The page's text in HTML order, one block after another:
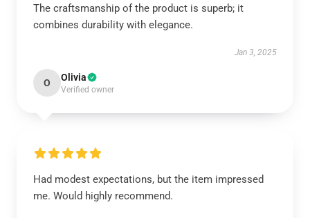
The craftsmanship of the product is superb; it
combines durability with elegance.
Jan 3, 2025
O Olivia
Verified owner
Had modest expectations, but the item impressed
me. Would highly recommend.